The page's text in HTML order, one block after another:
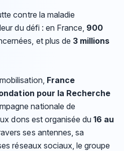
contre la maladie
du défi : en France, 900
et plus de 3 millions
France
pour la Recherche
nationale de
dons est organisée du 16 au
ses antennes, sa
réseaux sociaux, le groupe